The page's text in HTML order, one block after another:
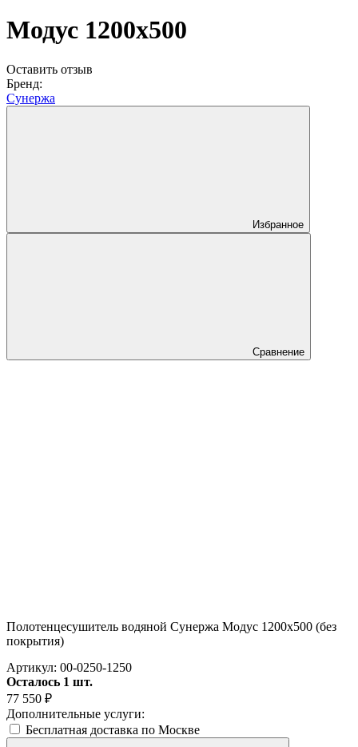
Модус 1200х500
Оставить отзыв
Бренд:
Сунержа
Избранное
Сравнение
Полотенцесушитель водяной Сунержа Модус 1200х500 (без
покрытия)
Артикул: 00-0250-1250
Осталось 1 шт.
77 550 ₽
Дополнительные услуги:
Бесплатная доставка по Москве